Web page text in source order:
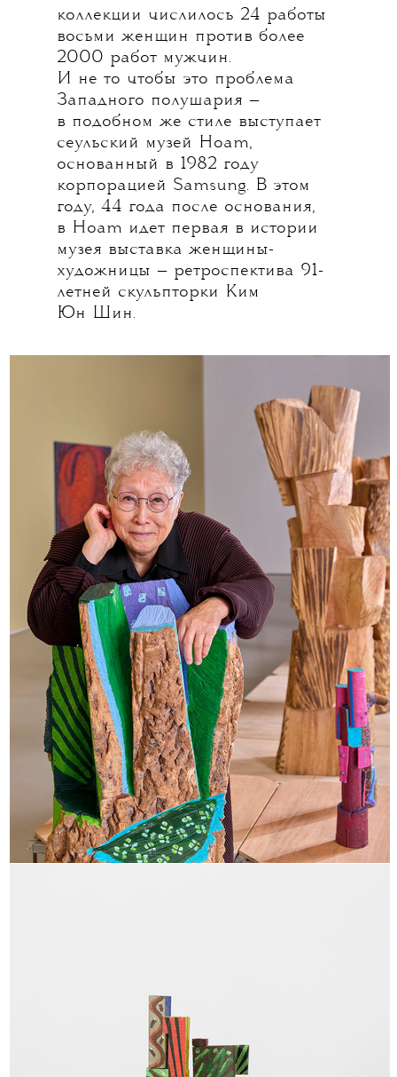
коллекции числилось 24 работы
восьми женщин против более
2000 работ мужчин.
И не то чтобы это проблема
Западного полушария —
в подобном же стиле выступает
сеульский музей Hoam,
основанный в 1982 году
корпорацией Samsung. В этом
году, 44 года после основания,
в Hoam идет первая в истории
музея выставка женщины-
художницы — ретроспектива 91-
летней скульпторки Ким
Юн Шин.